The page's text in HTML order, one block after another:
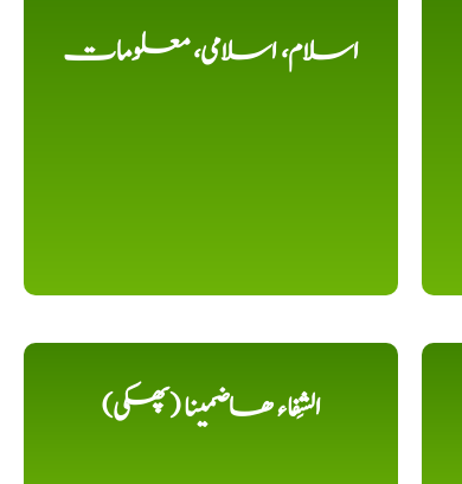
اسلام، اسلامی، معلومات
الشِفاء ھاضمینا (پھکی)